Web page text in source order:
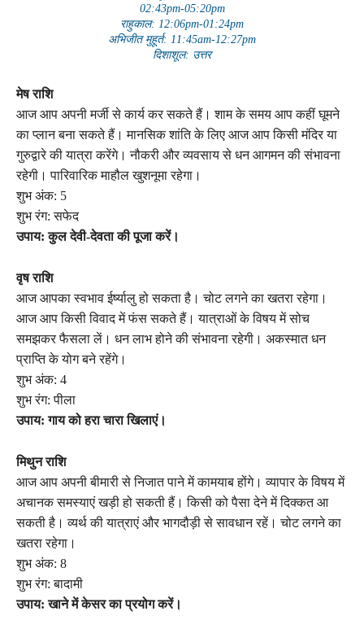
02:43pm-05:20pm
राहुकाल: 12:06pm-01:24pm
अभिजीत मुहूर्त: 11:45am-12:27pm
दिशाशूल: उत्तर
मेष राशि
आज आप अपनी मर्जी से कार्य कर सकते हैं। शाम के समय आप कहीं घूमने
का प्लान बना सकते हैं। मानसिक शांति के लिए आज आप किसी मंदिर या
गुरुद्वारे की यात्रा करेंगे। नौकरी और व्यवसाय से धन आगमन की संभावना
रहेगी। पारिवारिक माहौल खुशनूमा रहेगा।
शुभ अंक: 5
शुभ रंग: सफेद
उपाय: कुल देवी-देवता की पूजा करें।
वृष राशि
आज आपका स्वभाव ईर्ष्यालु हो सकता है। चोट लगने का खतरा रहेगा।
आज आप किसी विवाद में फंस सकते हैं। यात्राओं के विषय में सोच
समझकर फैसला लें। धन लाभ होने की संभावना रहेगी। अकस्मात धन
प्राप्ति के योग बने रहेंगे।
शुभ अंक: 4
शुभ रंग: पीला
उपाय: गाय को हरा चारा खिलाएं।
मिथुन राशि
आज आप अपनी बीमारी से निजात पाने में कामयाब होंगे। व्यापार के विषय में
अचानक समस्याएं खड़ी हो सकती हैं। किसी को पैसा देने में दिक्कत आ
सकती है। व्यर्थ की यात्राएं और भागदौड़ी से सावधान रहें। चोट लगने का
खतरा रहेगा।
शुभ अंक: 8
शुभ रंग: बादामी
उपाय: खाने में केसर का प्रयोग करें।